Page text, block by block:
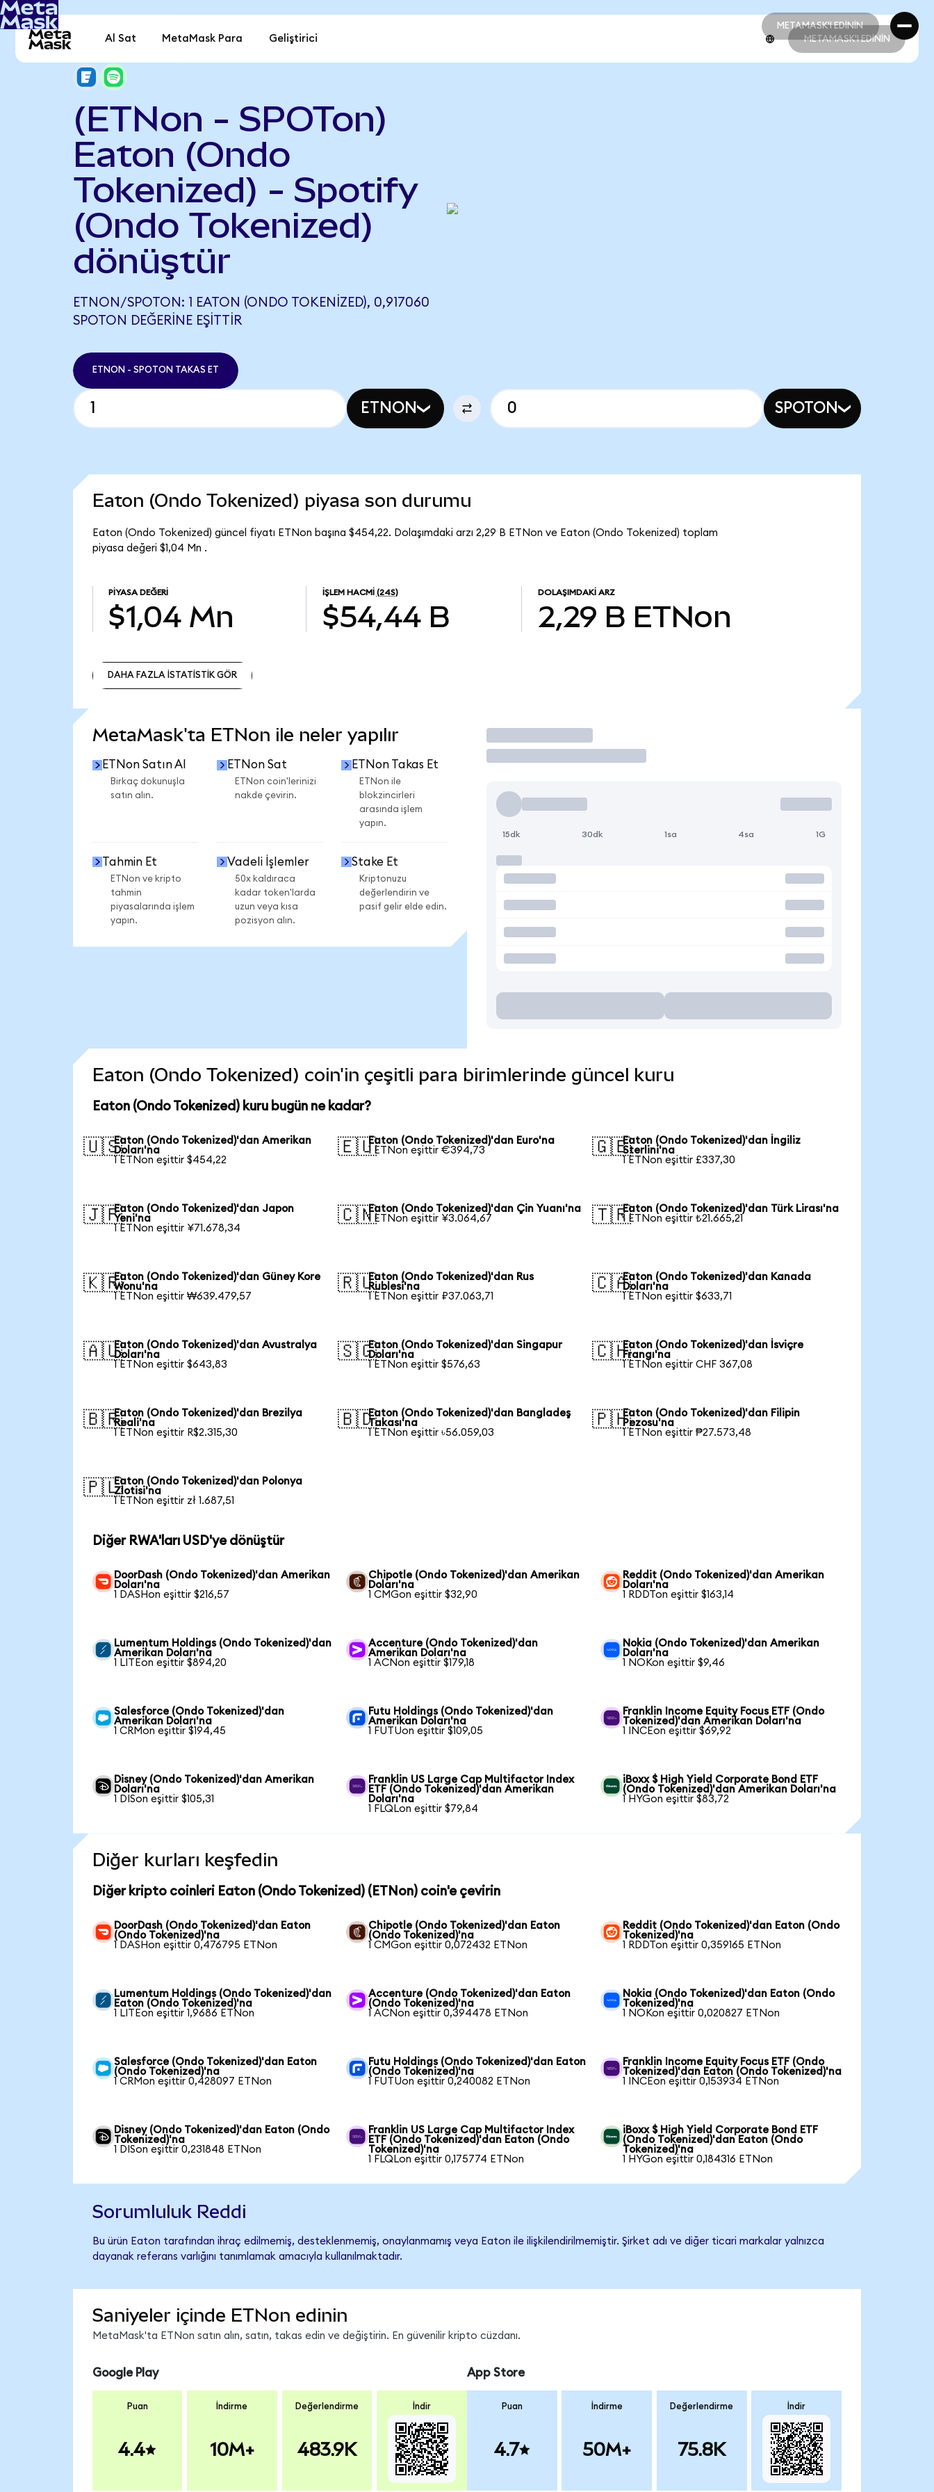
METAMASK'I EDİNİN
METAMASK'I EDİNİN
Al Sat MetaMask Para Geliştirici METAMASK'I EDİNİN
(ETNon - SPOTon)
Eaton (Ondo
Tokenized) - Spotify
(Ondo Tokenized)
dönüştür
ETNON/SPOTON: 1 EATON (ONDO TOKENIZED), 0,917060
SPOTON DEĞERINE EŞITTIR
ETNON - SPOTON TAKAS ET
ETNON SPOTON
Eaton (Ondo Tokenized) piyasa son durumu
Eaton (Ondo Tokenized) güncel fiyatı ETNon başına $454,22. Dolaşımdaki arzı 2,29 B ETNon ve Eaton (Ondo Tokenized) toplam
piyasa değeri $1,04 Mn .
PIYASA DEĞERI
$1,04 Mn
İŞLEM HACMI (24S)
$54,44 B
DOLAŞIMDAKI ARZ
2,29 B ETNon
DAHA FAZLA İSTATİSTİK GÖR
MetaMask'ta ETNon ile neler yapılır
ETNon Satın Al
Birkaç dokunuşla
satın alın.
ETNon Sat
ETNon coin'lerinizi
nakde çevirin.
ETNon Takas Et
ETNon ile
blokzincirleri
arasında işlem
yapın.
Tahmin Et
ETNon ve kripto
tahmin
piyasalarında işlem
yapın.
Vadeli İşlemler
50x kaldıraca
kadar token'larda
uzun veya kısa
pozisyon alın.
Stake Et
Kriptonuzu
değerlendirin ve
pasif gelir elde edin.
İşlem Yap
15dk 30dk 1sa 4sa 1G
Eaton (Ondo Tokenized) coin'in çeşitli para birimlerinde güncel kuru
Eaton (Ondo Tokenized) kuru bugün ne kadar?
🇺🇸Eaton (Ondo Tokenized)'dan Amerikan
Doları'na
1 ETNon eşittir $454,22
🇪🇺Eaton (Ondo Tokenized)'dan Euro'na
1 ETNon eşittir €394,73
🇬🇧Eaton (Ondo Tokenized)'dan İngiliz
Sterlini'na
1 ETNon eşittir £337,30
🇯🇵Eaton (Ondo Tokenized)'dan Japon
Yeni'na
1 ETNon eşittir ¥71.678,34
🇨🇳Eaton (Ondo Tokenized)'dan Çin Yuanı'na
1 ETNon eşittir ¥3.064,67
🇹🇷Eaton (Ondo Tokenized)'dan Türk Lirası'na
1 ETNon eşittir ₺21.665,21
🇰🇷Eaton (Ondo Tokenized)'dan Güney Kore
Wonu'na
1 ETNon eşittir ₩639.479,57
🇷🇺Eaton (Ondo Tokenized)'dan Rus
Rublesi'na
1 ETNon eşittir ₽37.063,71
🇨🇦Eaton (Ondo Tokenized)'dan Kanada
Doları'na
1 ETNon eşittir $633,71
🇦🇺Eaton (Ondo Tokenized)'dan Avustralya
Doları'na
1 ETNon eşittir $643,83
🇸🇬Eaton (Ondo Tokenized)'dan Singapur
Doları'na
1 ETNon eşittir $576,63
🇨🇭Eaton (Ondo Tokenized)'dan İsviçre
Frangı'na
1 ETNon eşittir CHF 367,08
🇧🇷Eaton (Ondo Tokenized)'dan Brezilya
Reali'na
1 ETNon eşittir R$2.315,30
🇧🇩Eaton (Ondo Tokenized)'dan Bangladeş
Takası'na
1 ETNon eşittir ৳56.059,03
🇵🇭Eaton (Ondo Tokenized)'dan Filipin
Pezosu'na
1 ETNon eşittir ₱27.573,48
🇵🇱Eaton (Ondo Tokenized)'dan Polonya
Zlotisi'na
1 ETNon eşittir zł 1.687,51
Diğer RWA'ları USD'ye dönüştür
DoorDash (Ondo Tokenized)'dan Amerikan
Doları'na
1 DASHon eşittir $216,57
Chipotle (Ondo Tokenized)'dan Amerikan
Doları'na
1 CMGon eşittir $32,90
Reddit (Ondo Tokenized)'dan Amerikan
Doları'na
1 RDDTon eşittir $163,14
Lumentum Holdings (Ondo Tokenized)'dan
Amerikan Doları'na
1 LITEon eşittir $894,20
Accenture (Ondo Tokenized)'dan
Amerikan Doları'na
1 ACNon eşittir $179,18
Nokia (Ondo Tokenized)'dan Amerikan
Doları'na
1 NOKon eşittir $9,46
Salesforce (Ondo Tokenized)'dan
Amerikan Doları'na
1 CRMon eşittir $194,45
Futu Holdings (Ondo Tokenized)'dan
Amerikan Doları'na
1 FUTUon eşittir $109,05
Franklin Income Equity Focus ETF (Ondo
Tokenized)'dan Amerikan Doları'na
1 INCEon eşittir $69,92
Disney (Ondo Tokenized)'dan Amerikan
Doları'na
1 DISon eşittir $105,31
Franklin US Large Cap Multifactor Index
ETF (Ondo Tokenized)'dan Amerikan
Doları'na
1 FLQLon eşittir $79,84
iBoxx $ High Yield Corporate Bond ETF
(Ondo Tokenized)'dan Amerikan Doları'na
1 HYGon eşittir $83,72
Diğer kurları keşfedin
Diğer kripto coinleri Eaton (Ondo Tokenized) (ETNon) coin'e çevirin
DoorDash (Ondo Tokenized)'dan Eaton
(Ondo Tokenized)'na
1 DASHon eşittir 0,476795 ETNon
Chipotle (Ondo Tokenized)'dan Eaton
(Ondo Tokenized)'na
1 CMGon eşittir 0,072432 ETNon
Reddit (Ondo Tokenized)'dan Eaton (Ondo
Tokenized)'na
1 RDDTon eşittir 0,359165 ETNon
Lumentum Holdings (Ondo Tokenized)'dan
Eaton (Ondo Tokenized)'na
1 LITEon eşittir 1,9686 ETNon
Accenture (Ondo Tokenized)'dan Eaton
(Ondo Tokenized)'na
1 ACNon eşittir 0,394478 ETNon
Nokia (Ondo Tokenized)'dan Eaton (Ondo
Tokenized)'na
1 NOKon eşittir 0,020827 ETNon
Salesforce (Ondo Tokenized)'dan Eaton
(Ondo Tokenized)'na
1 CRMon eşittir 0,428097 ETNon
Futu Holdings (Ondo Tokenized)'dan Eaton
(Ondo Tokenized)'na
1 FUTUon eşittir 0,240082 ETNon
Franklin Income Equity Focus ETF (Ondo
Tokenized)'dan Eaton (Ondo Tokenized)'na
1 INCEon eşittir 0,153934 ETNon
Disney (Ondo Tokenized)'dan Eaton (Ondo
Tokenized)'na
1 DISon eşittir 0,231848 ETNon
Franklin US Large Cap Multifactor Index
ETF (Ondo Tokenized)'dan Eaton (Ondo
Tokenized)'na
1 FLQLon eşittir 0,175774 ETNon
iBoxx $ High Yield Corporate Bond ETF
(Ondo Tokenized)'dan Eaton (Ondo
Tokenized)'na
1 HYGon eşittir 0,184316 ETNon
Sorumluluk Reddi
Bu ürün Eaton tarafından ihraç edilmemiş, desteklenmemiş, onaylanmamış veya Eaton ile ilişkilendirilmemiştir. Şirket adı ve diğer ticari markalar yalnızca
dayanak referans varlığını tanımlamak amacıyla kullanılmaktadır.
Saniyeler içinde ETNon edinin
MetaMask'ta ETNon satın alın, satın, takas edin ve değiştirin. En güvenilir kripto cüzdanı.
Google Play
Puan
4.4
İndirme
10M+
Değerlendirme
483.9K
İndir
App Store
Puan
4.7
İndirme
50M+
Değerlendirme
75.8K
İndir